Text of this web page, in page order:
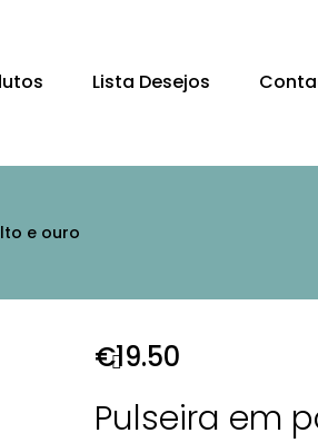
Lista Desejos
e ouro
€19.50
Pulseira em